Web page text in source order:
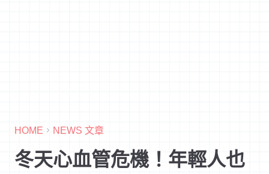
HOME NEWS 文章
冬天心血管危機！年輕人也